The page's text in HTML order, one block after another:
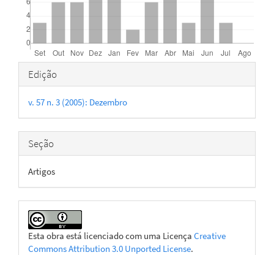
Detalhes
do
artigo
Edição
v. 57 n. 3 (2005): Dezembro
Seção
Artigos
Esta obra está licenciado com uma Licença Creative
Commons Attribution 3.0 Unported License.